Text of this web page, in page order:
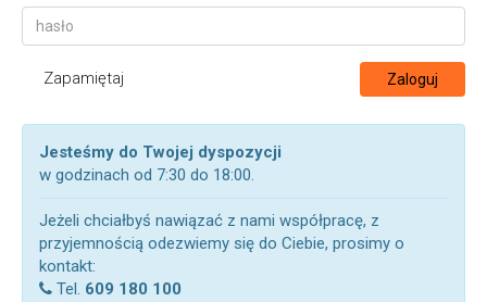
Zapamiętaj Zaloguj
Jesteśmy do Twojej dyspozycji
w godzinach od 7:30 do 18:00.
Jeżeli chciałbyś nawiązać z nami współpracę, z
przyjemnością odezwiemy się do Ciebie, prosimy o
kontakt:
Tel. 609 180 100